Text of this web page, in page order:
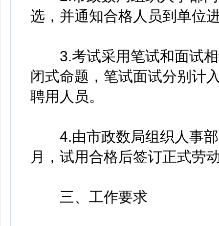
选，并通知合格人员到单位
3.考试采用笔试和面试相
闭式命题，笔试面试分别计
聘用人员。
4.由市政数局组织人事部
月，试用合格后签订正式劳
三、工作要求